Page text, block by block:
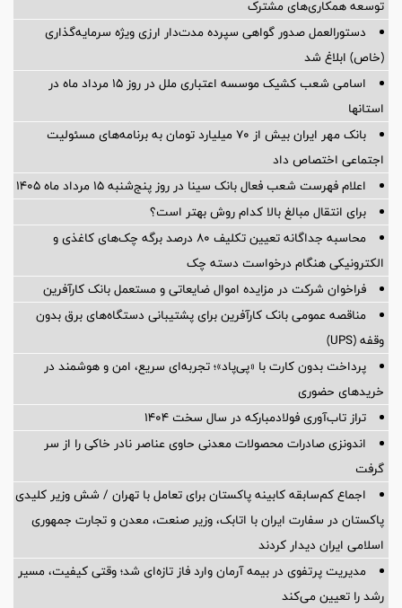
توسعه همکاری‌های مشترک
دستورالعمل صدور گواهی سپرده مدت‌دار ارزی ویژه سرمایه‌گذاری
(خاص) ابلاغ شد
اسامی شعب کشیک موسسه اعتباری ملل در روز 15 مرداد ماه در
استانها
بانک مهر ایران بیش از ۷۰ میلیارد تومان به برنامه‌های مسئولیت
اجتماعی اختصاص داد
اعلام فهرست شعب فعال بانک سینا در روز پنج‌شنبه 15 مرداد ماه 1405
برای انتقال مبالغ بالا کدام روش بهتر است؟
محاسبه جداگانه تعیین تکلیف 80 درصد برگه چک‌های کاغذی و
الکترونیکی هنگام درخواست دسته چک
فراخوان شرکت در مزایده اموال ضایعاتی و مستعمل بانک کارآفرین
مناقصه عمومی بانک کارآفرین برای پشتیبانی دستگاه‌های برق بدون
وقفه (UPS)
پرداخت بدون کارت با «پی‌پاد»؛ تجربه‌ای سریع، امن و هوشمند در
خریدهای حضوری
تراز تاب‌آوری فولادمبارکه در سال سخت ۱۴۰۴
اندونزی صادرات محصولات معدنی حاوی عناصر نادر خاکی را از سر
گرفت
اجماع کم‌سابقه کابینه پاکستان برای تعامل با تهران / شش وزیر کلیدی
پاکستان در سفارت ایران با اتابک، وزیر صنعت، معدن و تجارت جمهوری
اسلامی ایران دیدار کردند
مدیریت پرتفوی در بیمه آرمان وارد فاز تازه‌ای شد؛ وقتی کیفیت، مسیر
رشد را تعیین می‌کند